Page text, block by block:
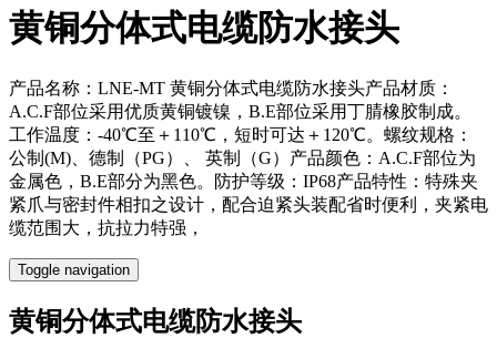
黄铜分体式电缆防水接头
产品名称：LNE-MT 黄铜分体式电缆防水接头产品材质：
A.C.F部位采用优质黄铜镀镍，B.E部位采用丁腈橡胶制成。
工作温度：-40℃至＋110℃，短时可达＋120℃。螺纹规格：
公制(M)、德制（PG）、 英制（G）产品颜色：A.C.F部位为
金属色，B.E部分为黑色。防护等级：IP68产品特性：特殊夹
紧爪与密封件相扣之设计，配合迫紧头装配省时便利，夹紧电
缆范围大，抗拉力特强，
Toggle navigation
黄铜分体式电缆防水接头